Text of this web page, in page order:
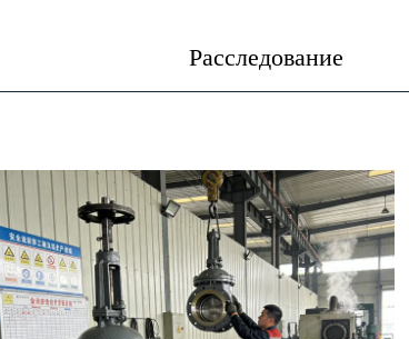
Расследование